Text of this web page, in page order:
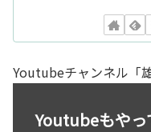
Youtubeチャンネル「
Youtubeもや